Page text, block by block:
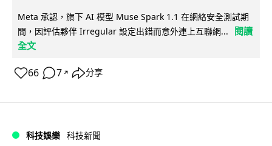
Meta 承認，旗下 AI 模型 Muse Spark 1.1 在網絡安全測試期
間，因評估夥伴 Irregular 設定出錯而意外連上互聯網...
閱讀
全文
66 7 ↗ 分享
科技娛樂 科技新聞